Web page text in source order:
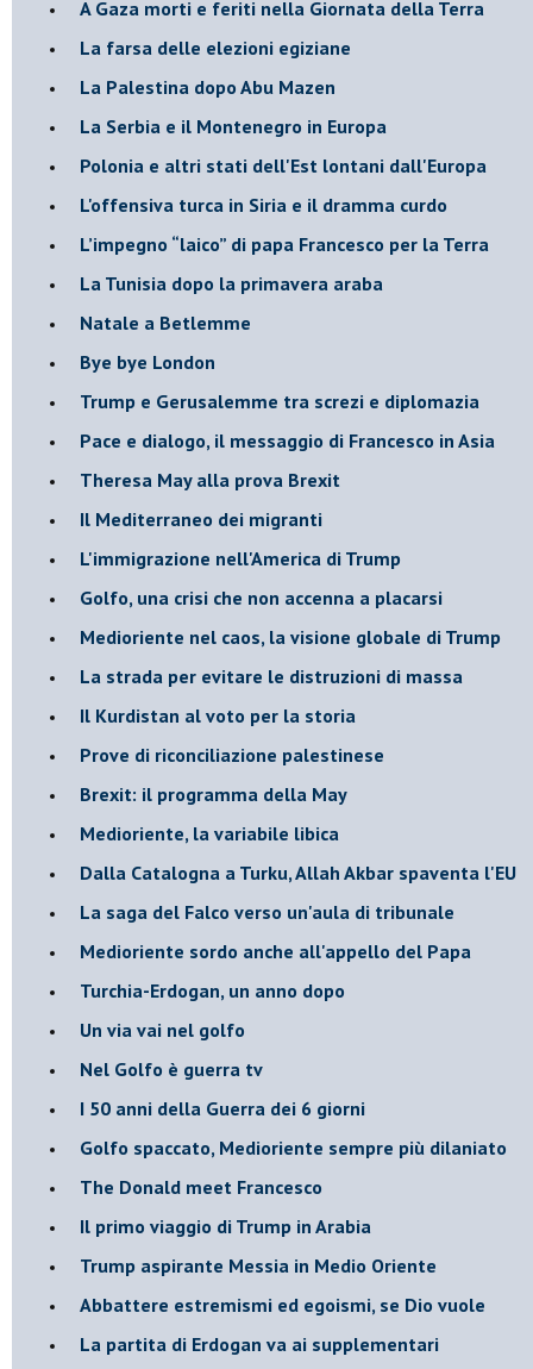
A Gaza morti e feriti nella Giornata della Terra
La farsa delle elezioni egiziane
La Palestina dopo Abu Mazen
La Serbia e il Montenegro in Europa
Polonia e altri stati dell'Est lontani dall'Europa
L'offensiva turca in Siria e il dramma curdo
L’impegno “laico” di papa Francesco per la Terra
La Tunisia dopo la primavera araba
Natale a Betlemme
Bye bye London
Trump e Gerusalemme tra screzi e diplomazia
Pace e dialogo, il messaggio di Francesco in Asia
Theresa May alla prova Brexit
Il Mediterraneo dei migranti
L'immigrazione nell'America di Trump
Golfo, una crisi che non accenna a placarsi
Medioriente nel caos, la visione globale di Trump
La strada per evitare le distruzioni di massa
Il Kurdistan al voto per la storia
Prove di riconciliazione palestinese
Brexit: il programma della May
Medioriente, la variabile libica
Dalla Catalogna a Turku, Allah Akbar spaventa l'EU
La saga del Falco verso un'aula di tribunale
Medioriente sordo anche all'appello del Papa
Turchia-Erdogan, un anno dopo
Un via vai nel golfo
Nel Golfo è guerra tv
I 50 anni della Guerra dei 6 giorni
Golfo spaccato, Medioriente sempre più dilaniato
The Donald meet Francesco
Il primo viaggio di Trump in Arabia
Trump aspirante Messia in Medio Oriente
Abbattere estremismi ed egoismi, se Dio vuole
La partita di Erdogan va ai supplementari